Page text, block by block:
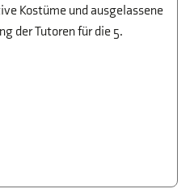
Kostüme und ausgelassene
der Tutoren für die 5.